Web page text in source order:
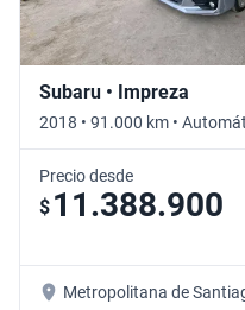
Subaru • Impreza
2018 • 91.000 km •
Precio desde
$ 11.388.900
Metropolitana de